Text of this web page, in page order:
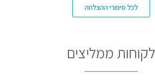
לכל סיפורי ההצלחה
לקוחות ממליצים